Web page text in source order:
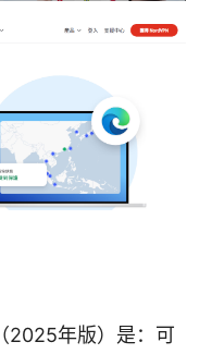
2025年版）是：可